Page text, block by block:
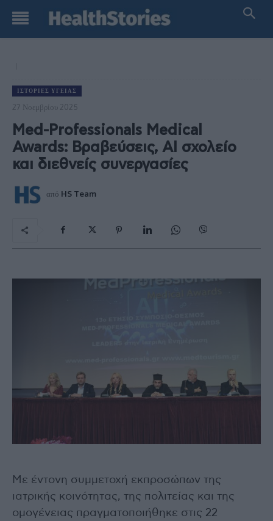
ΙΣΤΟΡΊΕΣ ΥΓΕΊΑΣ
27 Νοεμβρίου 2025
Med-Professionals Medical
Awards: Βραβεύσεις, AI σχολείο
και διεθνείς συνεργασίες
από HS Team
Με έντονη συμμετοχή εκπροσώπων της
ιατρικής κοινότητας, της πολιτείας και της
ομογένειας πραγματοποιήθηκε στις 22